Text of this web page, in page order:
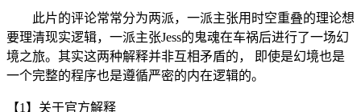
此片的评论常常分为两派，一派主张用时空重叠的理论想
要理清现实逻辑，一派主张Jess的鬼魂在车祸后进行了一场幻
境之旅。其实这两种解释并非互相矛盾的， 即使是幻境也是
一个完整的程序也是遵循严密的内在逻辑的。
【1】关于官方解释